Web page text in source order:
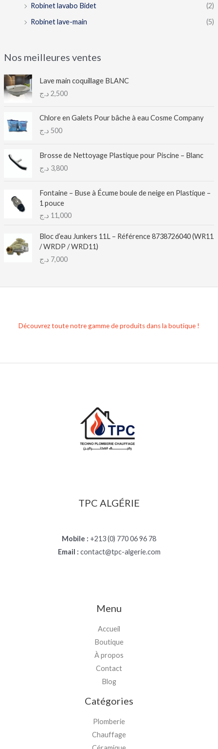
Robinet lavabo Bidet
(2)
Robinet lave-main
(5)
Nos meilleures ventes
Lave main coquillage BLANC
2,500 د.ج
Chlore en Galets Pour bâche à eau Cosme Company
500 د.ج
Brosse de Nettoyage Plastique pour Piscine – Blanc
3,800 د.ج
Fontaine – Buse à Écume boule de neige en Plastique –
1 pouce
11,000 د.ج
Bloc d’eau Junkers 11L – Référence 8738726040 (WR11
/ WRDP / WRD11)
7,000 د.ج
Découvrez toute notre gamme de produits dans la boutique !
TPC ALGÉRIE
Mobile : +213 (0) 770 06 96 78
Email : contact@tpc-algerie.com
Menu
Accueil
Boutique
À propos
Contact
Blog
Catégories
Plomberie
Chauffage